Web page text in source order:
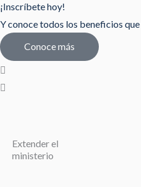
¡Inscríbete hoy!
Y conoce todos los beneficios
Conoce más
Extender el
ministerio